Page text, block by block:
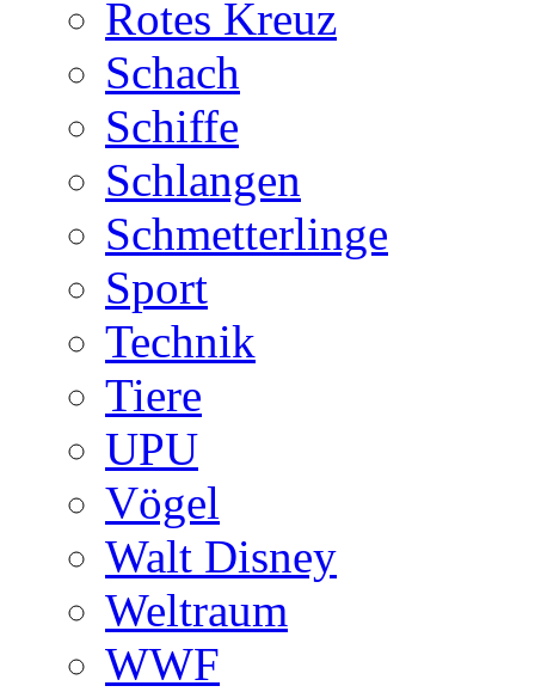
Rotes Kreuz
Schach
Schiffe
Schlangen
Schmetterlinge
Sport
Technik
Tiere
UPU
Vögel
Walt Disney
Weltraum
WWF